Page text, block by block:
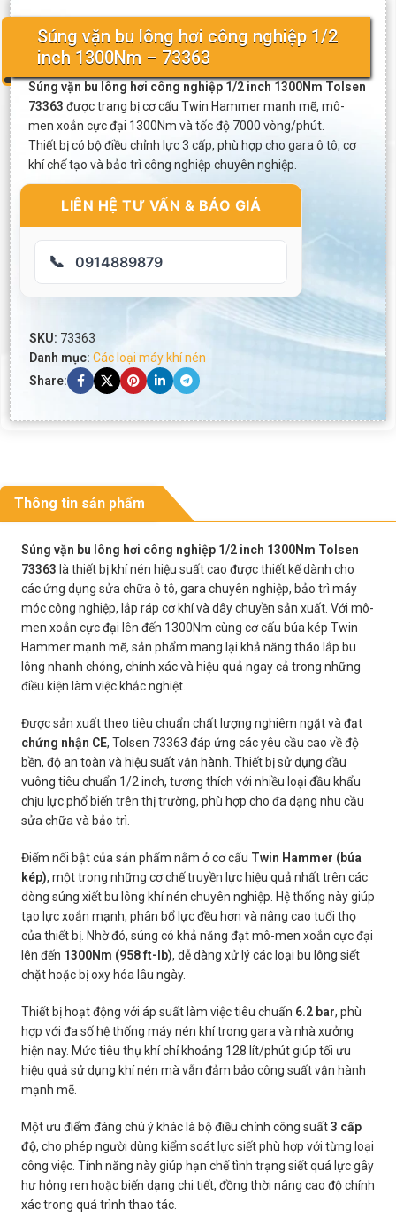
Súng vặn bu lông hơi công nghiệp 1/2
inch 1300Nm – 73363
Súng vặn bu lông hơi công nghiệp 1/2 inch 1300Nm Tolsen
73363 được trang bị cơ cấu Twin Hammer mạnh mẽ, mô-
men xoắn cực đại 1300Nm và tốc độ 7000 vòng/phút.
Thiết bị có bộ điều chỉnh lực 3 cấp, phù hợp cho gara ô tô, cơ
khí chế tạo và bảo trì công nghiệp chuyên nghiệp.
LIÊN HỆ TƯ VẤN & BÁO GIÁ
📞 0914889879
SKU: 73363
Danh mục: Các loại máy khí nén
Share:
Thông tin sản phẩm
Súng vặn bu lông hơi công nghiệp 1/2 inch 1300Nm Tolsen
73363 là thiết bị khí nén hiệu suất cao được thiết kế dành cho
các ứng dụng sửa chữa ô tô, gara chuyên nghiệp, bảo trì máy
móc công nghiệp, lắp ráp cơ khí và dây chuyền sản xuất. Với mô-
men xoắn cực đại lên đến 1300Nm cùng cơ cấu búa kép Twin
Hammer mạnh mẽ, sản phẩm mang lại khả năng tháo lắp bu
lông nhanh chóng, chính xác và hiệu quả ngay cả trong những
điều kiện làm việc khắc nghiệt.
Được sản xuất theo tiêu chuẩn chất lượng nghiêm ngặt và đạt
chứng nhận CE, Tolsen 73363 đáp ứng các yêu cầu cao về độ
bền, độ an toàn và hiệu suất vận hành. Thiết bị sử dụng đầu
vuông tiêu chuẩn 1/2 inch, tương thích với nhiều loại đầu khẩu
chịu lực phổ biến trên thị trường, phù hợp cho đa dạng nhu cầu
sửa chữa và bảo trì.
Điểm nổi bật của sản phẩm nằm ở cơ cấu Twin Hammer (búa
kép), một trong những cơ chế truyền lực hiệu quả nhất trên các
dòng súng xiết bu lông khí nén chuyên nghiệp. Hệ thống này giúp
tạo lực xoắn mạnh, phân bổ lực đều hơn và nâng cao tuổi thọ
của thiết bị. Nhờ đó, súng có khả năng đạt mô-men xoắn cực đại
lên đến 1300Nm (958 ft-lb), dễ dàng xử lý các loại bu lông siết
chặt hoặc bị oxy hóa lâu ngày.
Thiết bị hoạt động với áp suất làm việc tiêu chuẩn 6.2 bar, phù
hợp với đa số hệ thống máy nén khí trong gara và nhà xưởng
hiện nay. Mức tiêu thụ khí chỉ khoảng 128 lít/phút giúp tối ưu
hiệu quả sử dụng khí nén mà vẫn đảm bảo công suất vận hành
mạnh mẽ.
Một ưu điểm đáng chú ý khác là bộ điều chỉnh công suất3 cấp
độ, cho phép người dùng kiểm soát lực siết phù hợp với từng loại
công việc. Tính năng này giúp hạn chế tình trạng siết quá lực gây
hư hỏng ren hoặc biến dạng chi tiết, đồng thời nâng cao độ chính
xác trong quá trình thao tác.